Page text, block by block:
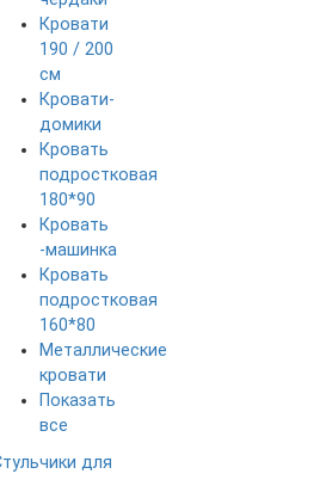
Кровати
190 / 200
см
Кровати-
домики
Кровать
подростковая
180*90
Кровать
-машинка
Кровать
подростковая
160*80
Металлические
кровати
Показать
все
для